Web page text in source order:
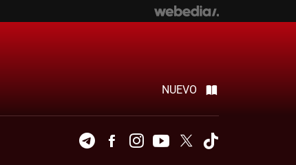
NUEVO
TelegramFacebookInstagramYoutubeTwitter